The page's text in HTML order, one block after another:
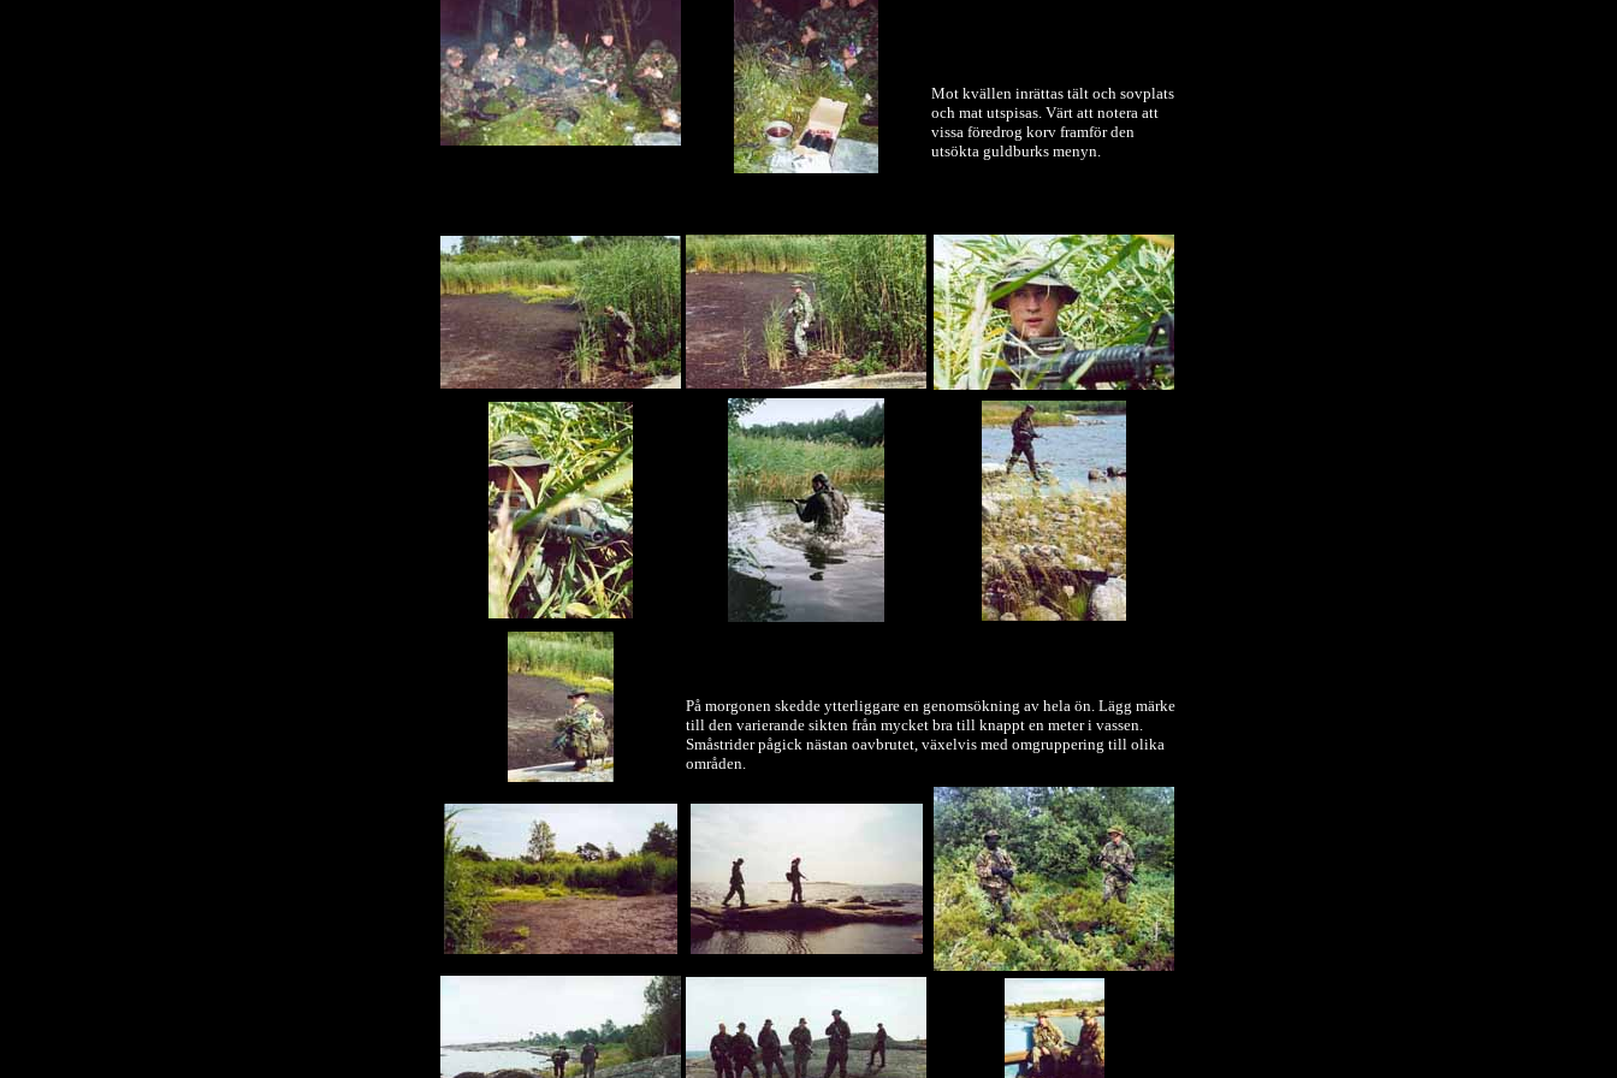
Mot kvällen inrättas tält och sovplats
och mat utspisas. Värt att notera att
vissa föredrog korv framför den
utsökta guldburks menyn.
På morgonen skedde ytterliggare en genomsökning av hela ön. Lägg märke
till den varierande sikten från mycket bra till knappt en meter i vassen.
Småstrider pågick nästan oavbrutet, växelvis med omgruppering till olika
områden.